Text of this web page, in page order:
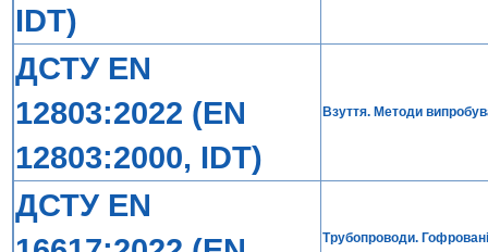
IDT)
ДСТУ EN
12803:2022 (EN
12803:2000, IDT)
Взуття. Методи
ДСТУ EN
Трубопроводи.